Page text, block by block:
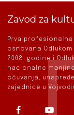
Zavod za
Prva profesionalna
osnovana Odlukom
2008. godine i
nacionalne
očuvanja,
zajednice u